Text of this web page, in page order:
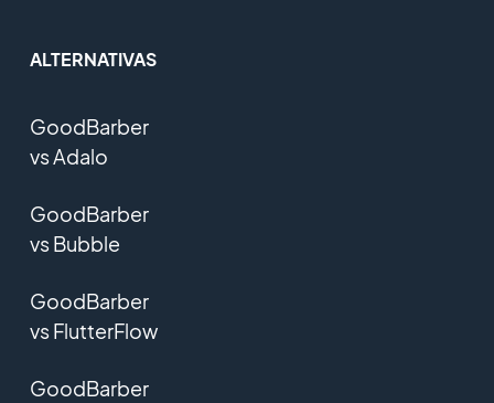
ALTERNATIVAS
GoodBarber
vs Adalo
GoodBarber
vs Bubble
GoodBarber
vs FlutterFlow
GoodBarber